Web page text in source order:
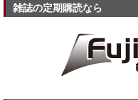
雑誌の定期購読なら